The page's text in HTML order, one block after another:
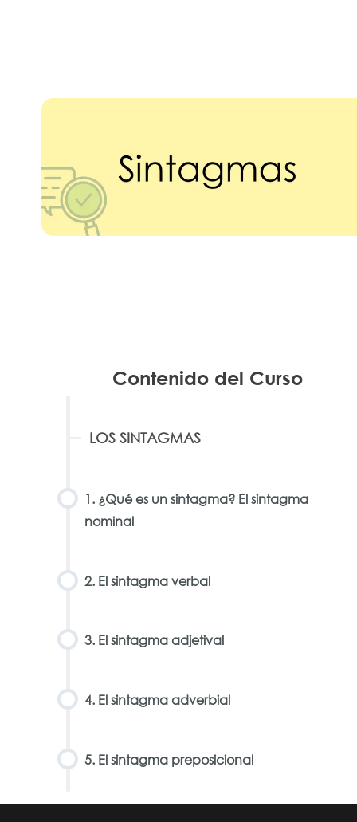
Contenido del Curso
LOS SINTAGMAS
1. ¿Qué es un sintagma? El sintagma
nominal
2. El sintagma verbal
3. El sintagma adjetival
4. El sintagma adverbial
5. El sintagma preposicional